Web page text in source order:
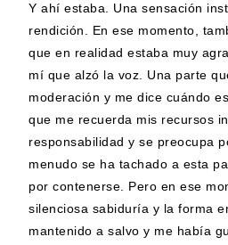
Y ahí estaba. Una sensación
rendición. En ese momento,
que en realidad estaba muy
mí que alzó la voz. Una parte
moderación y me dice cuándo
que me recuerda mis recursos
responsabilidad y se preocupa
menudo se ha tachado a esta
por contenerse. Pero en ese
silenciosa sabiduría y la forma
mantenido a salvo y me había